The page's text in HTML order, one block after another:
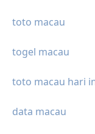
toto macau
togel macau
toto macau hari
data macau